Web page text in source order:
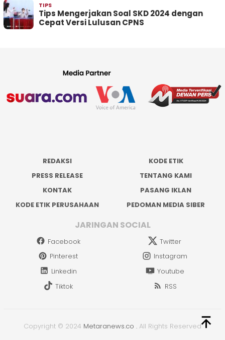
TIPS
Tips Mengerjakan Soal SKD 2024 dengan
Cepat Versi Lulusan CPNS
REDAKSI
KODE ETIK
PRESS RELEASE
TENTANG KAMI
KONTAK
PASANG IKLAN
KODE ETIK PERUSAHAAN
PEDOMAN MEDIA SIBER
JARINGAN SOCIAL
Facebook
Twitter
Pinterest
Instagram
Linkedin
Youtube
Tiktok
RSS
Copyright © 2024 Metaranews.co . All Rights Reserved